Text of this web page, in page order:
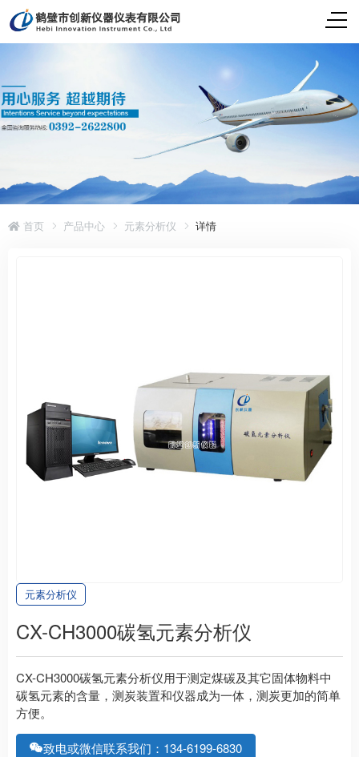
首页 产品中心 元素分析仪 详情
元素分析仪
CX-CH3000碳氢元素分析仪
CX-CH3000碳氢元素分析仪用于测定煤碳及其它固体物料中
碳氢元素的含量，测炭装置和仪器成为一体，测炭更加的简单
方便。
致电或微信联系我们：134-6199-6830